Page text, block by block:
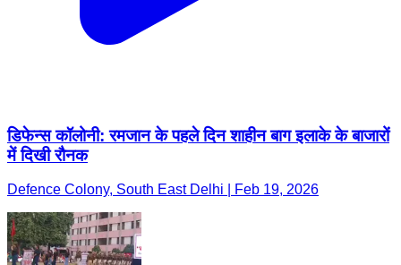
डिफेन्स कॉलोनी: रमजान के पहले दिन शाहीन बाग इलाके के बाजारों
में दिखी रौनक
Defence Colony, South East Delhi | Feb 19, 2026